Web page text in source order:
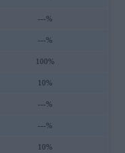
---%
---%
100%
10%
---%
---%
10%